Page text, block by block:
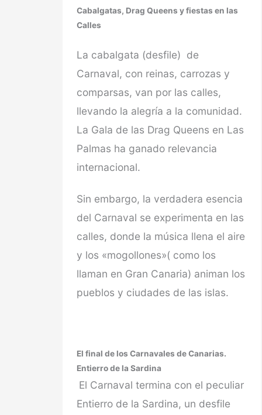
Cabalgatas, Drag Queens y fiestas en las
Calles
La cabalgata (desfile) de
Carnaval, con reinas, carrozas y
comparsas, van por las calles,
llevando la alegría a la comunidad.
La Gala de las Drag Queens en Las
Palmas ha ganado relevancia
internacional.
Sin embargo, la verdadera esencia
del Carnaval se experimenta en las
calles, donde la música llena el aire
y los «mogollones»( como los
llaman en Gran Canaria) animan los
pueblos y ciudades de las islas.
El final de los Carnavales de Canarias.
Entierro de la Sardina
El Carnaval termina con el peculiar
Entierro de la Sardina, un desfile